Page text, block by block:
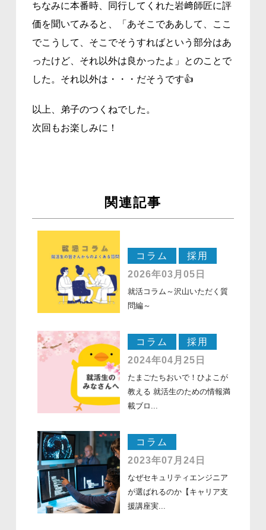
ちなみに本番時、同行してくれた岩﨑師匠に評
価を聞いてみると、「あそこでああして、ここ
でこうして、そこでそうすればという部分はあ
ったけど、それ以外は良かったよ」とのことで
した。それ以外は・・・だそうです👍
以上、弟子のつくねでした。
次回もお楽しみに！
関連記事
コラム
採用
2026年03月05日
就活コラム～沢山いただく質
問編～
コラム
採用
2024年04月25日
たまごたちおいで！ひよこが
教える 就活生のための情報満
載ブロ...
コラム
2023年07月24日
なぜセキュリティエンジニア
が選ばれるのか【キャリア支
援講座実...